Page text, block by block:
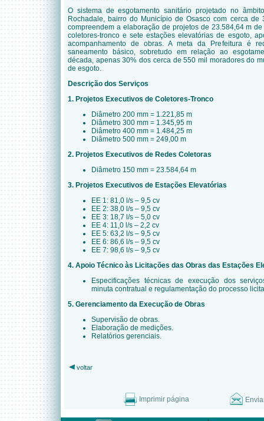
O sistema de esgotamento sanitário projetado no
Rochadale, bairro do Município de Osasco com cerca de
compreendem a elaboração de projetos de 23.584,64 m
coletores-tronco e sete estações elevatórias de esgoto,
acompanhamento de obras. A meta da Prefeitura é
saneamento básico, sobretudo em relação ao
década, apenas 30% dos cerca de 550 mil moradores do
de esgoto.
Descrição dos Serviços
1. Projetos Executivos de Coletores-Tronco
Diâmetro 200 mm = 1.221,85 m
Diâmetro 300 mm = 1.345,95 m
Diâmetro 400 mm = 1.484,25 m
Diâmetro 500 mm = 249,00 m
2. Projetos Executivos de Redes Coletoras
Diâmetro 150 mm = 23.584,64 m
3. Projetos Executivos de Estações Elevatórias
EE 1: 81,0 l/s – 9,5 cv
EE 2: 38,0 l/s – 9,5 cv
EE 3: 18,7 l/s – 5,0 cv
EE 4: 11,0 l/s – 2,2 cv
EE 5: 63,2 l/s – 9,5 cv
EE 6: 86,6 l/s – 9,5 cv
EE 7: 98,6 l/s – 9,5 cv
4. Apoio Técnico às Licitações das Obras das Estações
Especificações técnicas de execução dos
minuta contratual e regulamentação do processo
5. Gerenciamento da Execução de Obras
Supervisão de obras.
Elaboração de medições.
Relatórios gerenciais.
voltar
Imprimir página